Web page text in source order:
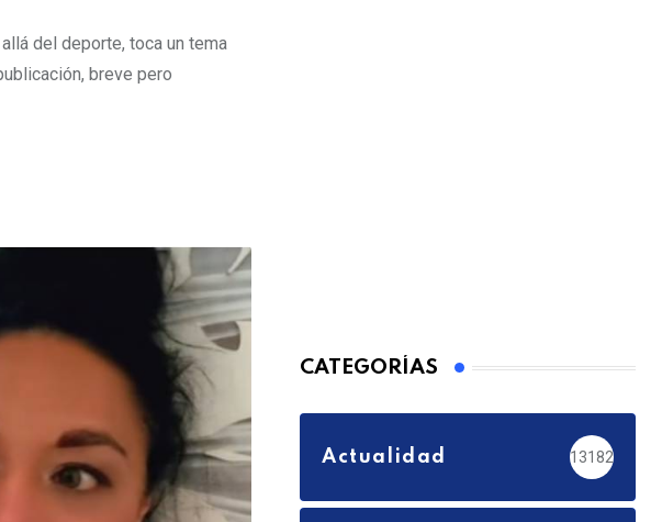
del deporte, toca un tema
breve pero
CATEGORÍAS
Actualidad 13182